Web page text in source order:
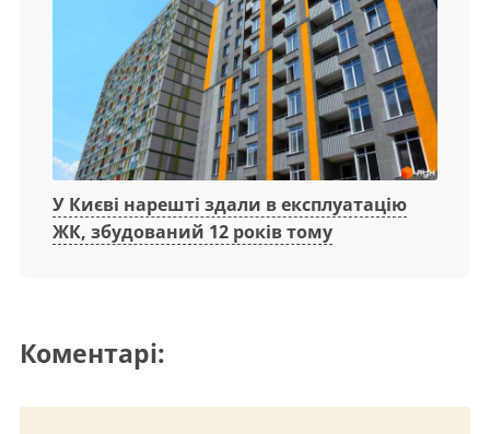
У Києві нарешті здали в експлуатацію
ЖК, збудований 12 років тому
Коментарі: